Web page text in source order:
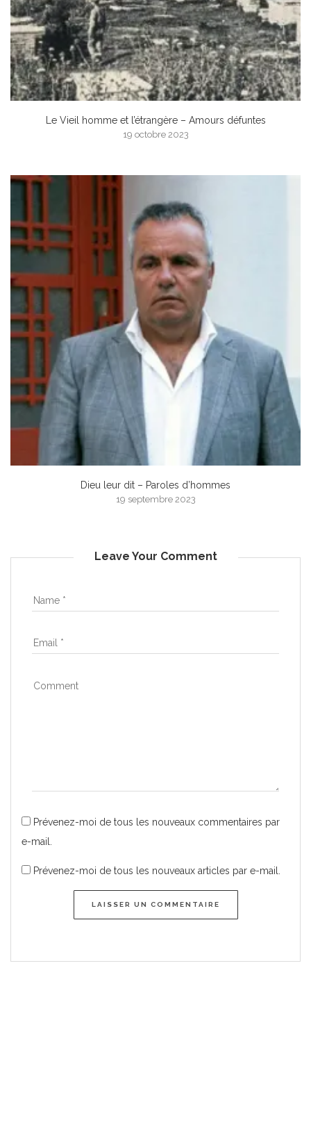
Le Vieil homme et l’étrangère – Amours défuntes
19 octobre 2023
Dieu leur dit – Paroles d’hommes
19 septembre 2023
Leave Your Comment
Prévenez-moi de tous les nouveaux commentaires par
e-mail.
Prévenez-moi de tous les nouveaux articles par e-mail.
LAISSER UN COMMENTAIRE